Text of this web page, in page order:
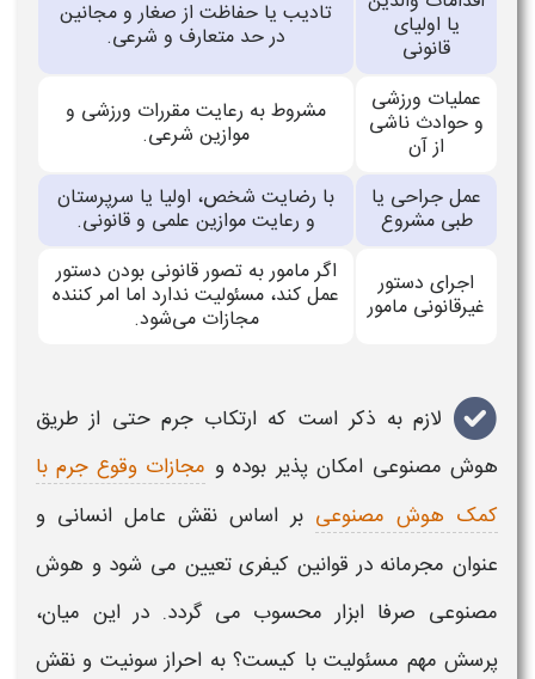
یا اولیای
قانونی
تادیب یا حفاظت از صغار و مجانین
در حد متعارف و شرعی.
عملیات ورزشی
و حوادث ناشی
از آن
مشروط به رعایت مقررات ورزشی و
موازین شرعی.
عمل جراحی یا
طبی مشروع
با رضایت شخص، اولیا یا سرپرستان
و رعایت موازین علمی و قانونی.
اجرای دستور
غیرقانونی مامور
اگر مامور به تصور قانونی بودن دستور
عمل کند، مسئولیت ندارد اما امر کننده
مجازات می‌شود.
لازم به ذکر است که ارتکاب جرم حتی از طریق
هوش مصنوعی امکان پذیر بوده و مجازات وقوع جرم با
کمک هوش مصنوعی بر اساس نقش عامل انسانی و
عنوان مجرمانه در قوانین کیفری تعیین می شود و هوش
مصنوعی صرفا ابزار محسوب می گردد. در این میان،
پرسش مهم مسئولیت با کیست؟ به احراز سونیت و نقش